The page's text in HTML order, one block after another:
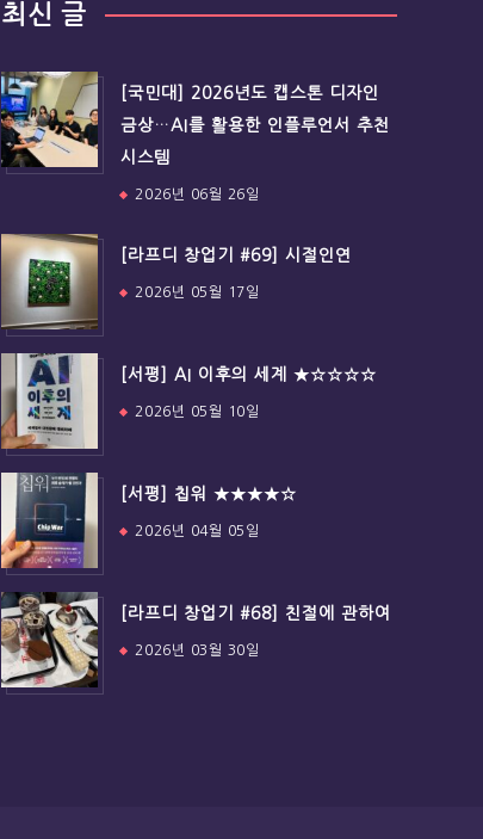
최신 글
[국민대] 2026년도 캡스톤 디자인
금상…AI를 활용한 인플루언서 추천
시스템
2026년 06월 26일
[라프디 창업기 #69] 시절인연
2026년 05월 17일
[서평] AI 이후의 세계 ★☆☆☆☆
2026년 05월 10일
[서평] 칩워 ★★★★☆
2026년 04월 05일
[라프디 창업기 #68] 친절에 관하여
2026년 03월 30일